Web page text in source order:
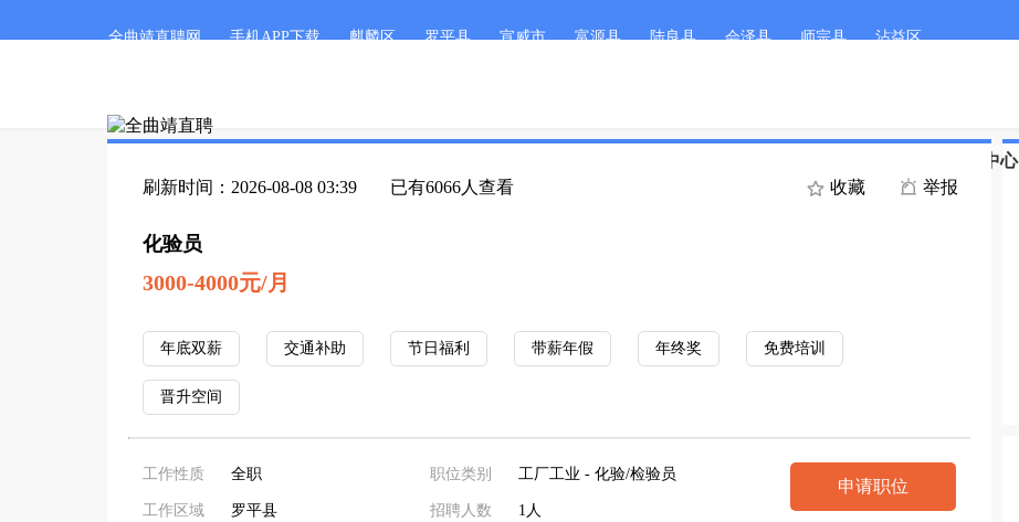
全曲靖直聘网 手机APP下载 麒麟区 罗平县 宣威市 富源县 陆良县 会泽县 师宗县 沾益区
客服微信
简历中心
刷新时间：2026-08-08 03:39
已有6066人查看 收藏 举报
化验员
3000-4000元/月
年底双薪 交通补助 节日福利 带薪年假 年终奖 免费培训
晋升空间
工作性质 全职
工作区域 罗平县
职位类别 工厂工业 - 化验/检验员
招聘人数 1人
申请职位